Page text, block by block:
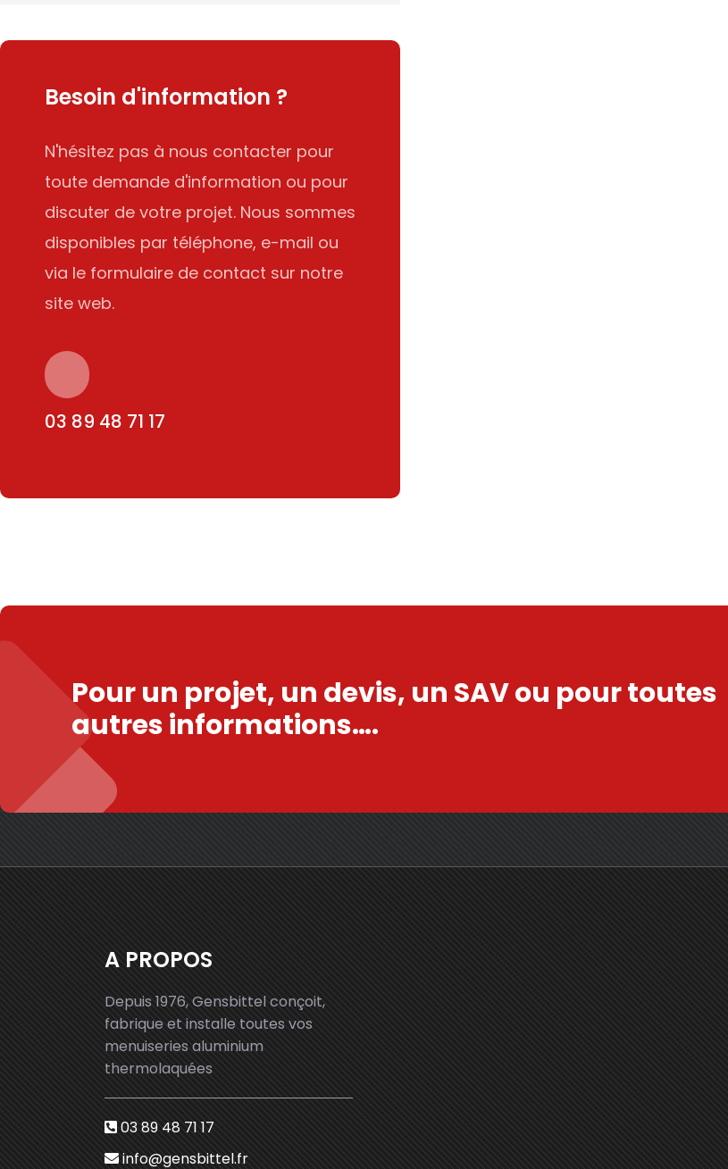
Besoin d'information ?
N'hésitez pas à nous contacter pour
toute demande d'information ou pour
discuter de votre projet. Nous sommes
disponibles par téléphone, e-mail ou
via le formulaire de contact sur notre
site web.
03 89 48 71 17
Pour un projet, un devis, un SAV ou pour toutes
autres informations….
A PROPOS
Depuis 1976, Gensbittel conçoit,
fabrique et installe toutes vos
menuiseries aluminium
thermolaquées
03 89 48 71 17
info@gensbittel.fr